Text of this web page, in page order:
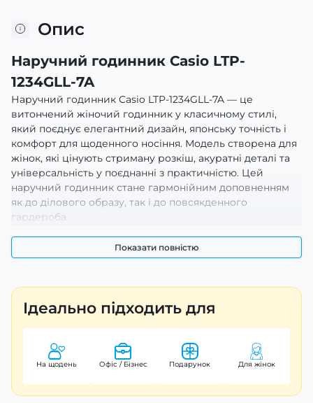
Опис
Наручний годинник Casio LTP-
1234GLL-7A
Наручний годинник Casio LTP-1234GLL-7A — це
витончений жіночий годинник у класичному стилі,
який поєднує елегантний дизайн, японську точність і
комфорт для щоденного носіння. Модель створена для
жінок, які цінують стриману розкіш, акуратні деталі та
універсальність у поєднанні з практичністю. Цей
наручний годинник стане гармонійним доповненням
як до ділового образу, так і до повсякденного
гардероба.
Переваги та особливості
та жіночності. Світлий циферблат із чіткими індексами
забезпечує зручне зчитування часу, зберігаючи
мінімалістичну естетику. Корпус виконаний із міцного
металу, що гарантує довговічність і стійкість до
щоденного використання. Усередині встановлений
кварцовий механізм, який забезпечує стабільну
точність та не потребує складного обслуговування.
Шкіряний ремінець комфортно фіксується на зап’ясті,
Показати повністю
Ідеально підходить для
На щодень Офіс / Бізнес Подарунок Для жінок